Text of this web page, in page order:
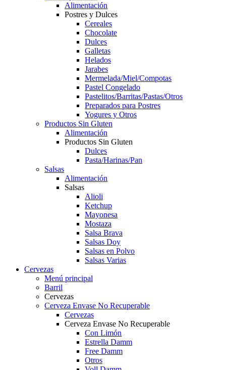
Alimentación
Postres y Dulces
Cereales
Chocolate
Dulces
Galletas
Helados
Jarabes
Mermelada/Miel/Compotas
Pastel Congelado
Pastelitos/Barritas/Pastas/Otros
Preparados para Postres
Yogures y Otros
Productos Sin Gluten
Alimentación
Productos Sin Gluten
Dulces
Pasta/Harinas/Pan
Salsas
Alimentación
Salsas
Alioli
Ketchup
Mayonesa
Mostaza
Salsa Brava
Salsas Doy
Salsas en Polvo
Salsas Varias
Cervezas
Menú principal
Barril
Cervezas
Cerveza Envase No Recuperable
Cervezas
Cerveza Envase No Recuperable
Con Limón
Estrella Damm
Free Damm
Otros